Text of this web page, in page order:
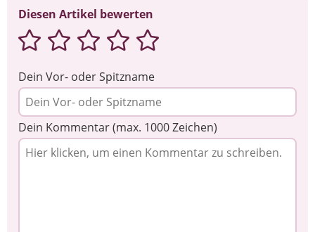
Diesen Artikel bewerten
Dein Vor- oder Spitzname
Dein Kommentar (max. 1000 Zeichen)